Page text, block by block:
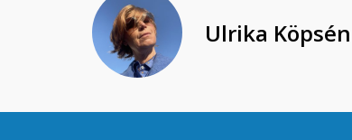
Ulrika Köpsén